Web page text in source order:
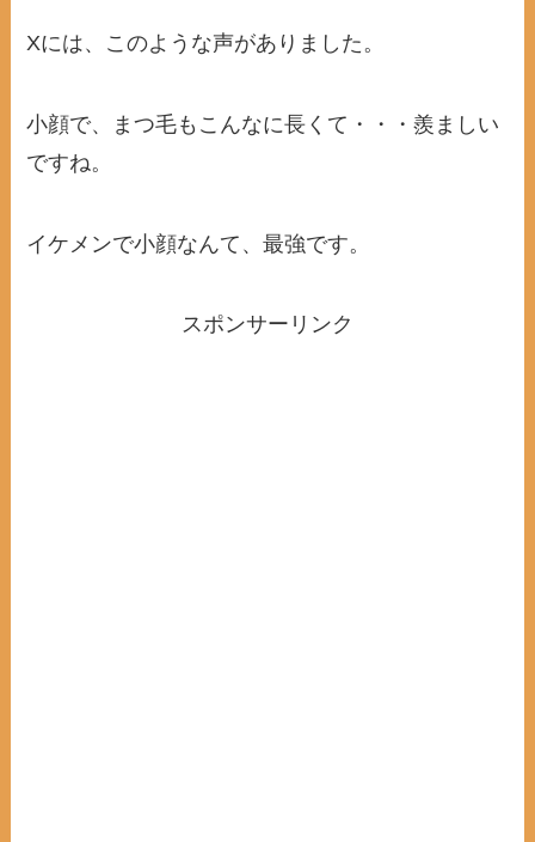
Xには、このような声がありました。
小顔で、まつ毛もこんなに長くて・・・羨ましい
ですね。
イケメンで小顔なんて、最強です。
スポンサーリンク